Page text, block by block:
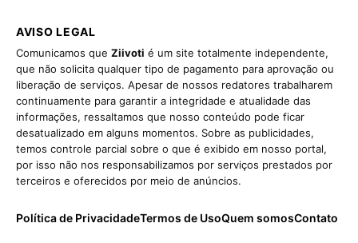
AVISO LEGAL
Comunicamos que Ziivoti é um site totalmente independente,
que não solicita qualquer tipo de pagamento para aprovação ou
liberação de serviços. Apesar de nossos redatores trabalharem
continuamente para garantir a integridade e atualidade das
informações, ressaltamos que nosso conteúdo pode ficar
desatualizado em alguns momentos. Sobre as publicidades,
temos controle parcial sobre o que é exibido em nosso portal,
por isso não nos responsabilizamos por serviços prestados por
terceiros e oferecidos por meio de anúncios.
Política de PrivacidadeTermos de UsoQuem somosContato